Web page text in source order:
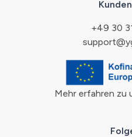
+49 30
Mehr erfahren zu